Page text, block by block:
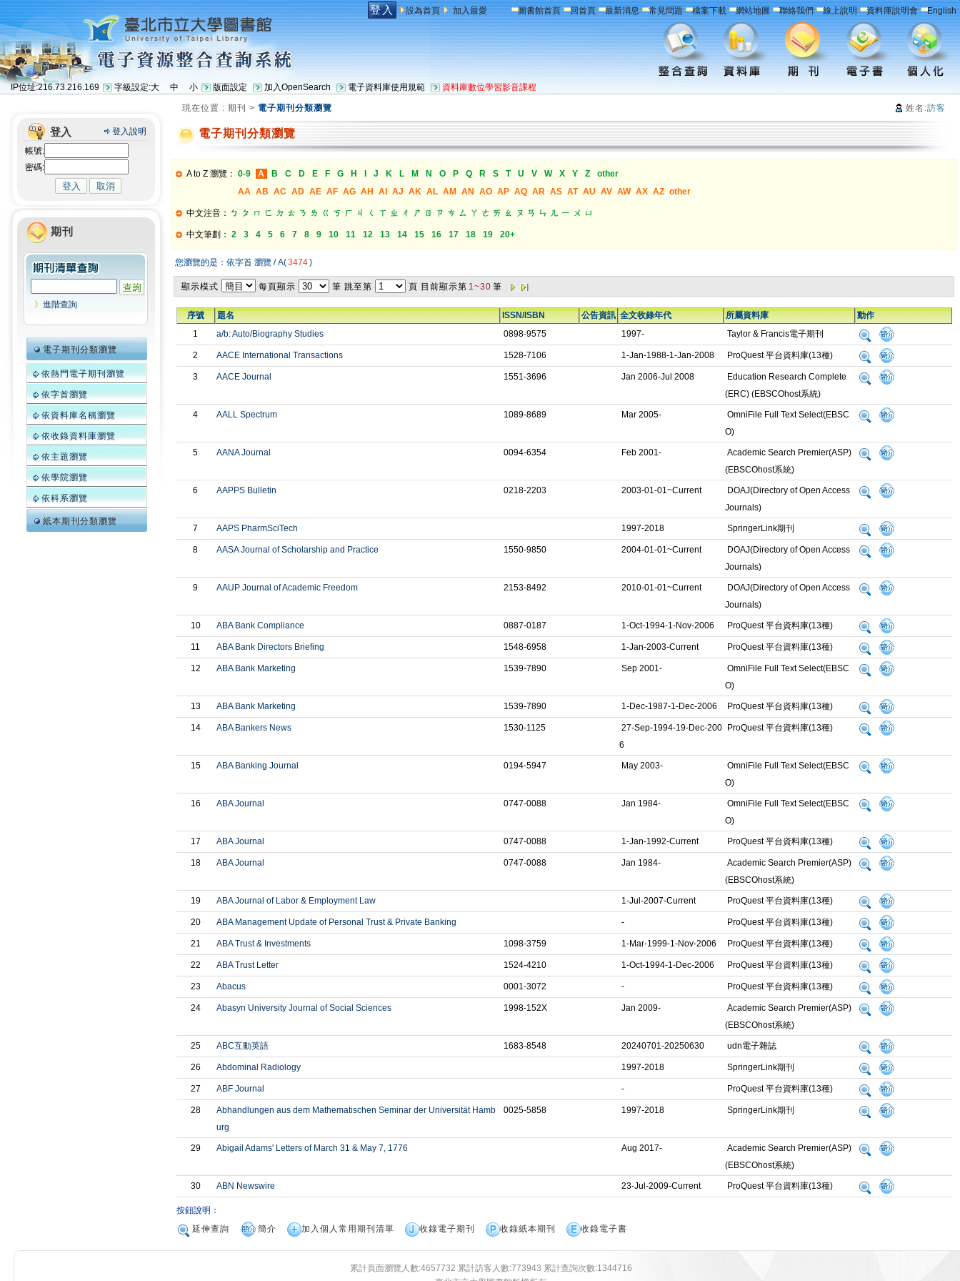
登入 設為首頁 加入最愛 圖書館首頁 回首頁 最新消息 常見問題 檔案下載 網站地圖 聯絡我們 線上說明 資料庫說明會 English
IP位址:216.73.216.169 字級設定:大 中 小 版面設定 加入OpenSearch 電子資料庫使用規範 資料庫數位學習影音課程
登入
登入說明
帳號:
密碼:
期刊
》 進階查詢
電子期刊分類瀏覽
依熱門電子期刊瀏覽
依字首瀏覽
依資料庫名稱瀏覽
依收錄資料庫瀏覽
依主題瀏覽
依學院瀏覽
依科系瀏覽
紙本期刊分類瀏覽
現在位置 : 期刊 > 電子期刊分類瀏覽 姓名:訪客
電子期刊分類瀏覽
A to Z 瀏覽： 0-9 A B C D E F G H J K L M N O P Q R S T U V W X Y Z
other
AA AB AC AD AE AF AG AH AI AJ AK AL AM AN AO AP AQ AR AS AT AU AV AW AX AZ other
中文注音： ㄅ ㄆ ㄇ ㄈ ㄉ ㄊ ㄋ ㄌ ㄍ ㄎ ㄏ ㄐ ㄑ ㄒ ㄓ ㄔ ㄕ ㄖ ㄗ ㄘ ㄙ ㄚ ㄜ ㄞ ㄠ ㄡ ㄢ ㄣ ㄦ ㄧ ㄨ ㄩ
中文筆劃： 2 3 4 5 6 7 8 9 10 11 12 13 14 15 16 17 18 19 20+
您瀏覽的是：依字首 瀏覽 / A(3474)
顯示模式 每頁顯示 筆 跳至第 頁 目前顯示第 1~30 筆
序號 題名 ISSN/ISBN 公告資訊 全文收錄年代 所屬資料庫
動作
1
a/b: Auto/Biography Studies 0898-9575 1997- Taylor & Francis電子期刊
2 AACE International Transactions 1528-7106 1-Jan-1988-1-Jan-2008 ProQuest 平台資料庫(13種)
3 AACE Journal 1551-3696 Jan 2006-Jul 2008
Education Research Complete
(ERC) (EBSCOhost系統)
4 AALL Spectrum 1089-8689 Mar 2005-
OmniFile Full Text Select(EBSC
O)
5 AANA Journal 0094-6354 Feb 2001-
Academic Search Premier(ASP)
(EBSCOhost系統)
6 AAPPS Bulletin 0218-2203 2003-01-01~Current
DOAJ(Directory of Open Access
Journals)
7 AAPS PharmSciTech 1997-2018 SpringerLink期刊
8 AASA Journal of Scholarship and Practice 1550-9850 2004-01-01~Current
DOAJ(Directory of Open Access
Journals)
9 AAUP Journal of Academic Freedom 2153-8492 2010-01-01~Current
DOAJ(Directory of Open Access
Journals)
10 ABA Bank Compliance 0887-0187 1-Oct-1994-1-Nov-2006 ProQuest 平台資料庫(13種)
11 ABA Bank Directors Briefing 1548-6958 1-Jan-2003-Current ProQuest 平台資料庫(13種)
12 ABA Bank Marketing 1539-7890 Sep 2001-
OmniFile Full Text Select(EBSC
O)
13 ABA Bank Marketing 1539-7890 1-Dec-1987-1-Dec-2006 ProQuest 平台資料庫(13種)
14 ABA Bankers News 1530-1125
27-Sep-1994-19-Dec-200
6
ProQuest 平台資料庫(13種)
15 ABA Banking Journal 0194-5947 May 2003-
OmniFile Full Text Select(EBSC
O)
16 ABA Journal 0747-0088 Jan 1984-
OmniFile Full Text Select(EBSC
O)
17 ABA Journal 0747-0088 1-Jan-1992-Current ProQuest 平台資料庫(13種)
18 ABA Journal 0747-0088 Jan 1984-
Academic Search Premier(ASP)
(EBSCOhost系統)
19 ABA Journal of Labor & Employment Law 1-Jul-2007-Current ProQuest 平台資料庫(13種)
20 ABA Management Update of Personal Trust & Private Banking - ProQuest 平台資料庫(13種)
21 ABA Trust & Investments 1098-3759 1-Mar-1999-1-Nov-2006 ProQuest 平台資料庫(13種)
22 ABA Trust Letter 1524-4210 1-Oct-1994-1-Dec-2006 ProQuest 平台資料庫(13種)
23 Abacus 0001-3072 - ProQuest 平台資料庫(13種)
24 Abasyn University Journal of Social Sciences 1998-152X Jan 2009-
Academic Search Premier(ASP)
(EBSCOhost系統)
25 ABC互動英語 1683-8548 20240701-20250630 udn電子雜誌
26 Abdominal Radiology 1997-2018 SpringerLink期刊
27 ABF Journal - ProQuest 平台資料庫(13種)
28
Abhandlungen aus dem Mathematischen Seminar der Universität Hamb
urg
0025-5858 1997-2018 SpringerLink期刊
29 Abigail Adams' Letters of March 31 & May 7, 1776 Aug 2017-
Academic Search Premier(ASP)
(EBSCOhost系統)
30 ABN Newswire 23-Jul-2009-Current ProQuest 平台資料庫(13種)
按鈕說明：
延伸查詢
簡介 加入個人常用期刊清單 收錄電子期刊 收錄紙本期刊 收錄電子書
累計頁面瀏覽人數:4657732 累計訪客人數:773943 累計查詢次數:1344716